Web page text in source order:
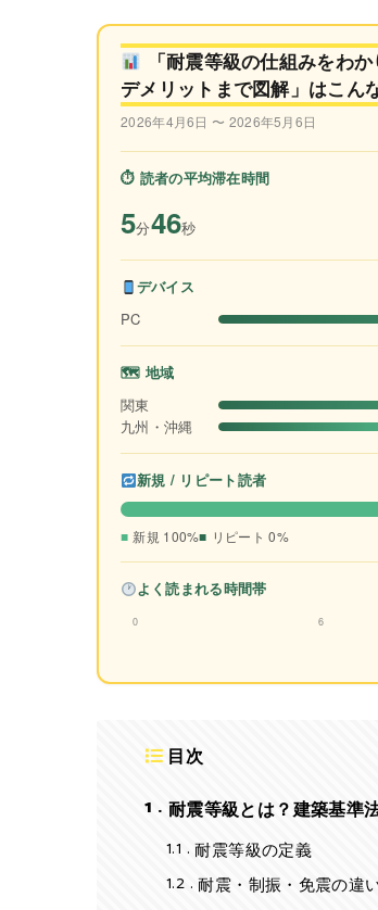
「耐震等級の仕組みをわ
デメリットまで図解」はこん
2026年4月6日 〜 2026年5月6日
⏱ 読者の平均滞在時間
5分46秒
デバイス
PC
🗺 地域
関東
九州・沖縄
新規 / リピート読者
新規 100% リピート 0%
よく読まれる時間帯
0 6
目次
1
耐震等級とは？建築基準
1.1
耐震等級の定義
1.2 耐震・制振・免震の違